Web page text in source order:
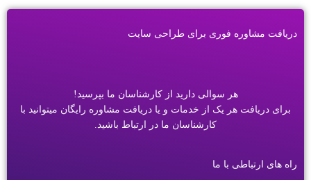
دریافت مشاوره فوری برای طراحی سایت
هر سوالی دارید از کارشناسان ما بپرسید!
برای دریافت هر یک از خدمات و یا دریافت مشاوره رایگان میتوانید با
کارشناسان ما در ارتباط باشید.
راه های ارتباطی با ما